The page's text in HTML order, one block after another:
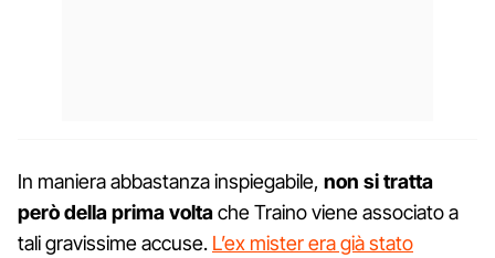
In maniera abbastanza inspiegabile, non si tratta
però della prima voltache Traino viene associato a
tali gravissime accuse. L’ex mister era già stato